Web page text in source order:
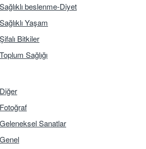
Sağlıklı beslenme-Diyet
Sağlıklı Yaşam
Şifalı Bitkiler
Toplum Sağlığı
Diğer
Fotoğraf
Geleneksel Sanatlar
Genel